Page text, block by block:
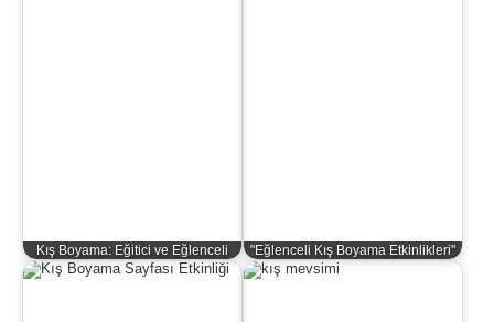
Kış Boyama: Eğitici ve Eğlenceli "Eğlenceli Kış Boyama Etkinlikleri"